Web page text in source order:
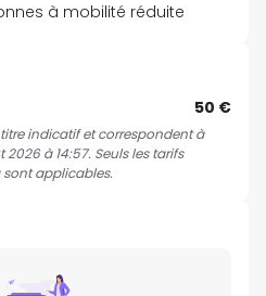
à mobilité réduite
50 €
indicatif et correspondent à
à 14:57. Seuls les tarifs
sont applicables.